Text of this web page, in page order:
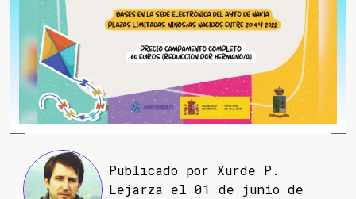
Publicado por Xurde P.
Lejarza el 01 de junio de